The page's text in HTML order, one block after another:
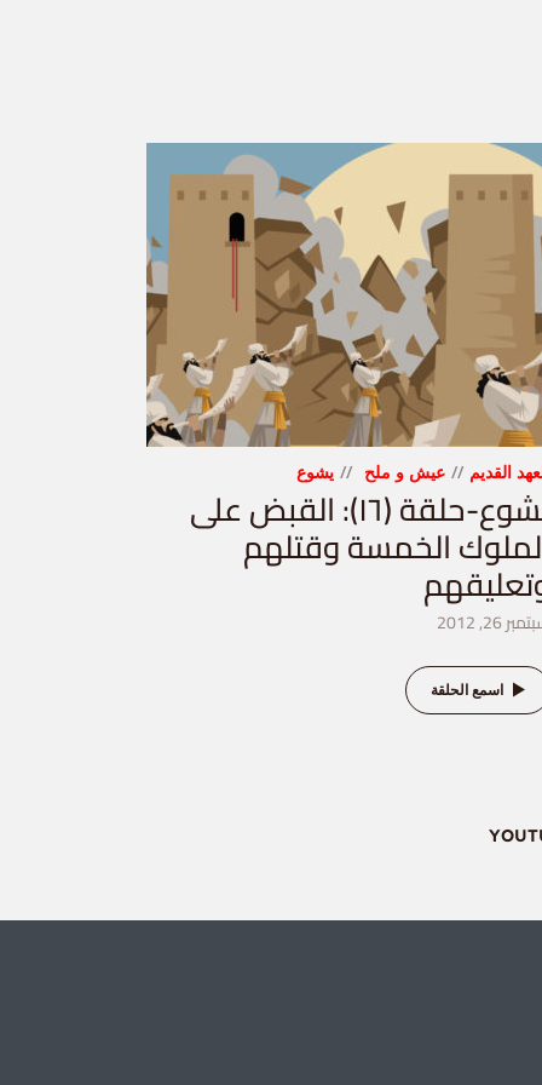
القديم عيش و ملح يشوع
يشوع-حلقة (١٦): القبض على
الخمسة وقتلهم
26, 2012
اسمع الحلقة